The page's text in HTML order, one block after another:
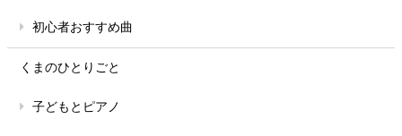
初心者おすすめ曲
くまのひとりごと
子どもとピアノ